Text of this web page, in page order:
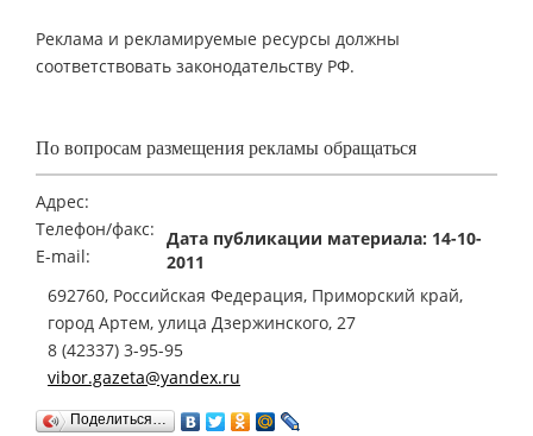
Реклама и рекламируемые ресурсы должны
соответствовать законодательству РФ.
По вопросам размещения рекламы обращаться
Адрес:
Телефон/факс:
E-mail:
692760, Российская Федерация, Приморский край,
город Артем, улица Дзержинского, 27
8 (42337) 3-95-95
vibor.gazeta@yandex.ru
Дата публикации материала: 14-10-
2011
Поделиться…